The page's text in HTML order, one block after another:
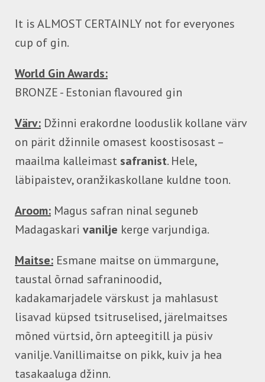
It is ALMOST CERTAINLY not for everyones
cup of gin.
World Gin Awards:
BRONZE - Estonian flavoured gin
Värv: Džinni erakordne looduslik kollane värv
on pärit džinnile omasest koostisosast –
maailma kalleimast safranist. Hele,
läbipaistev, oranžikaskollane kuldne toon.
Aroom: Magus safran ninal seguneb
Madagaskari vanilje kerge varjundiga.
Maitse: Esmane maitse on ümmargune,
taustal õrnad safraninoodid,
kadakamarjadele värskust ja mahlasust
lisavad küpsed tsitruselised, järelmaitses
mõned vürtsid, õrn apteegitill ja püsiv
vanilje. Vanillimaitse on pikk, kuiv ja hea
tasakaaluga džinn.